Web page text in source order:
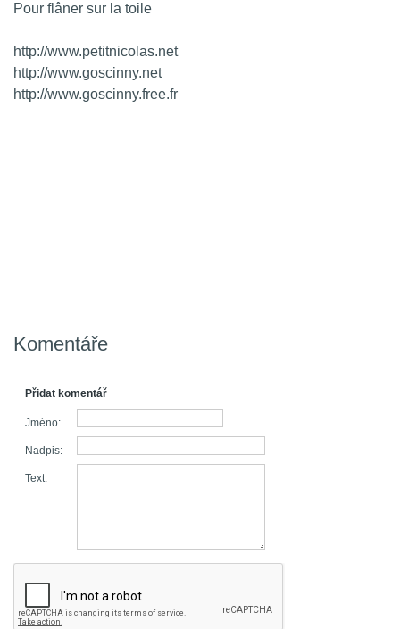
Pour flâner sur la toile
http://www.petitnicolas.net
http://www.goscinny.net
http://www.goscinny.free.fr
Komentáře
Přidat komentář
Jméno:
Nadpis:
Text: